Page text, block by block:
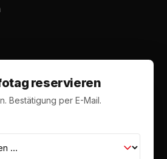
reservieren
Bestätigung per E-Mail.